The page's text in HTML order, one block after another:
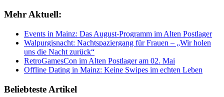
Mehr Aktuell:
Events in Mainz: Das August-Programm im Alten Postlager
Walpurgisnacht: Nachtspaziergang für Frauen – „Wir holen
uns die Nacht zurück“
RetroGamesCon im Alten Postlager am 02. Mai
Offline Dating in Mainz: Keine Swipes im echten Leben
Beliebteste Artikel